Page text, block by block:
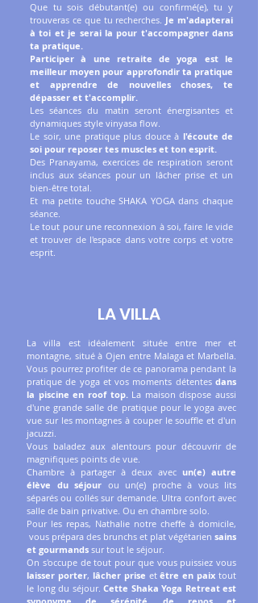
Que tu sois débutant(e) ou confirmé(e), tu y
trouveras ce que tu recherches. Je m'adapterai
à toi et je serai la pour t'accompagner dans
ta pratique.
Participer à une retraite de yoga est le
meilleur moyen pour approfondir ta pratique
et apprendre de nouvelles choses, te
dépasser et t'accomplir.
Les séances du matin seront énergisantes et
dynamiques style vinyasa flow.
Le soir, une pratique plus douce à l'écoute de
soi pour reposer tes muscles et ton esprit.
Des Pranayama, exercices de respiration seront
inclus aux séances pour un lâcher prise et un
bien-être total.
Et ma petite touche SHAKA YOGA dans chaque
séance.
Le tout pour une reconnexion à soi, faire le vide
et trouver de l'espace dans votre corps et votre
esprit.
LA VILLA
La villa est idéalement située entre mer et
montagne, situé à Ojen entre Malaga et Marbella.
Vous pourrez profiter de ce panorama pendant la
pratique de yoga et vos moments détentes dans
la piscine en roof top.La maison dispose aussi
d'une grande salle de pratique pour le yoga avec
vue sur les montagnes à couper le souffle et d'un
jacuzzi.
Vous baladez aux alentours pour découvrir de
magnifiques points de vue.
Chambre à partager à deux avec un(e) autre
élève du séjour ou un(e) proche à vous lits
séparés ou collés sur demande. Ultra confort avec
salle de bain privative. Ou en chambre solo.
Pour les repas, Nathalie notre cheffe à domicile,
vous prépara des brunchs et plat végétarien sains
et gourmands sur tout le séjour.
On s'occupe de tout pour que vous puissiez vous
laisser porter, lâcher prise etêtre en paix tout
le long du séjour. Cette Shaka Yoga Retreat est